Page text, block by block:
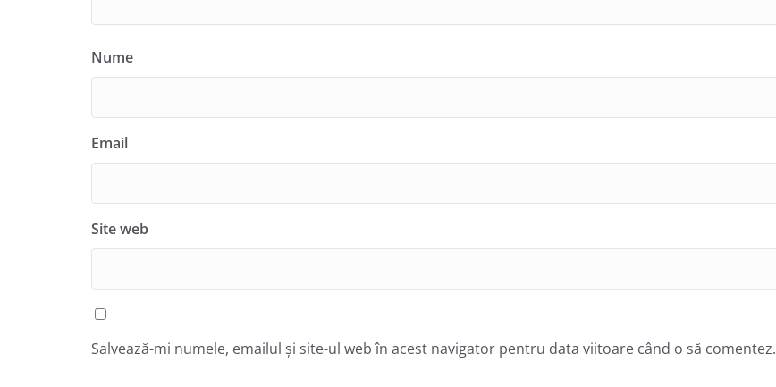
Nume
Email
Site web
Salvează-mi numele, emailul și site-ul web în acest navigator pentru data viitoare când o să comentez.